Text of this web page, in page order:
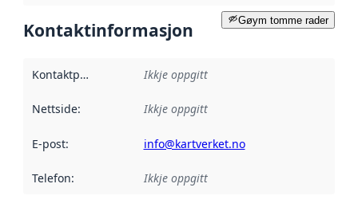
Gøym tomme rader
Kontaktinformasjon
Kontaktpunkt Ikkje oppgitt
Nettside: Ikkje oppgitt
E-post: info@kartverket.no
Telefon: Ikkje oppgitt